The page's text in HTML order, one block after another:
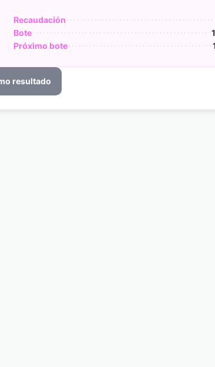
Recaudación
Bote
Próximo bote
resultado